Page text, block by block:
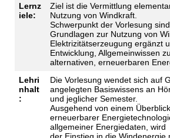
Lernz
iele:
Ziel ist die Vermittlung
Nutzung von Windkraft.
Schwerpunkt der Vorlesung
Grundlagen zur Nutzung von
Elektrizitätserzeugung ergänzt
Entwicklung, Allgemeinwissen
alternativen, erneuerbaren
Lehri
nhalt
:
Die Vorlesung wendet sich auf
angelegten Basiswissens an
und jeglicher Semester.
Ausgehend von einem
erneuerbarer
allgemeiner Energiedaten, wird
der Einstieg in die Windenergie